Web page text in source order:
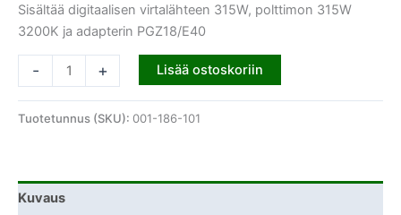
Sisältää digitaalisen virtalähteen 315W, polttimon 315W
3200K ja adapterin PGZ18/E40
- + Lisää ostoskoriin
Tuotetunnus (SKU): 001-186-101
Kuvaus